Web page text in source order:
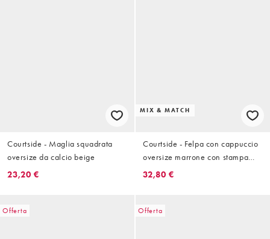
Courtside - Maglia squadrata
oversize da calcio beige
23,20 €
MIX & MATCH
Courtside - Felpa con cappuccio
oversize marrone con stampa
stile college in coordinato
32,80 €
Offerta Offerta